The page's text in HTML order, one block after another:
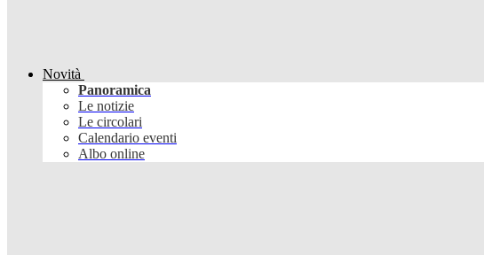
Novità
Panoramica
Le notizie
Le circolari
Calendario eventi
Albo online